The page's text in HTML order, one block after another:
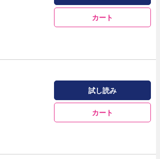
カート
試し読み
カート